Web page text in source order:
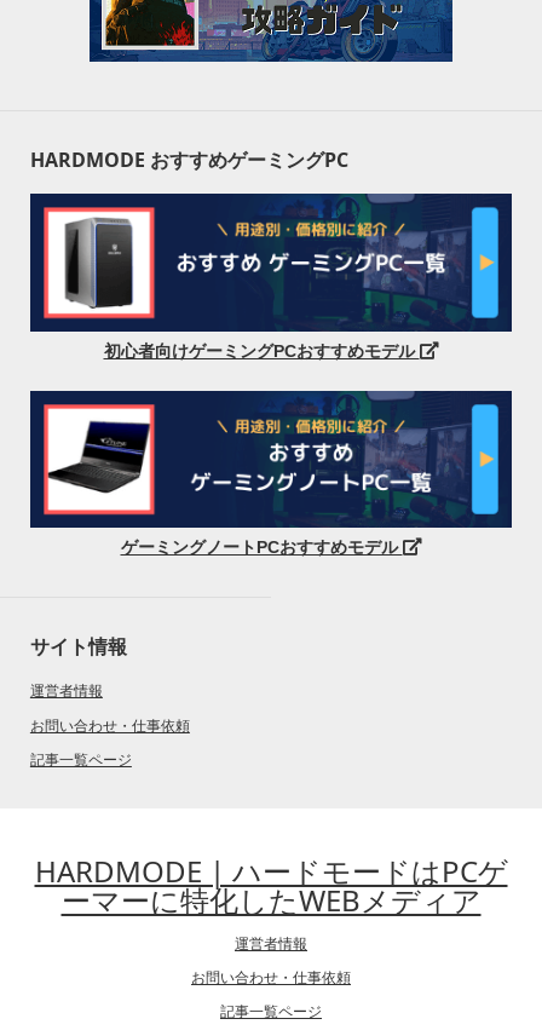
HARDMODE おすすめゲーミングPC
初心者向けゲーミングPCおすすめモデル
ゲーミングノートPCおすすめモデル
サイト情報
運営者情報
お問い合わせ・仕事依頼
記事一覧ページ
HARDMODE | ハードモードはPCゲ
ーマーに特化したWEBメディア
運営者情報
お問い合わせ・仕事依頼
記事一覧ページ